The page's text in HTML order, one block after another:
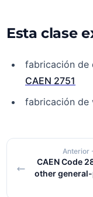
Esta clase
fabricación de
CAEN 2751
fabricación de
Anterior
CAEN Code
other